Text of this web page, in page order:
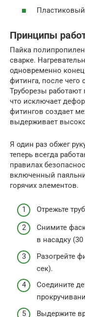
Принципы
Пайка
сварке.
одновременно
фитинга, после чего
Труборезы работают
что исключает
фитингов создает
выдерживает
Я один раз обжег
теперь всегда
правилах
включенный
горячих элементов.
Отрежьте
Снимите
в насадку (30
Разогрейте
сек).
Соедините
Выдержите